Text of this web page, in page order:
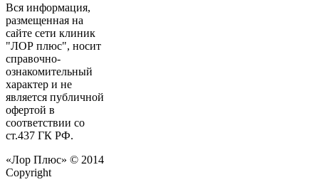
Вся информация,
размещенная на
сайте сети клиник
"ЛОР плюс", носит
справочно-
ознакомительный
характер и не
является публичной
офертой в
соответствии со
ст.437 ГК РФ.
«Лор Плюс» © 2014
Copyright